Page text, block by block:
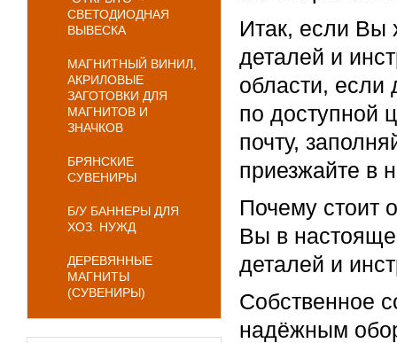
СВЕТОДИОДНАЯ
ВЫВЕСКА
МАГНИТНЫЙ ВИНИЛ,
АКРИЛОВЫЕ
ЗАГОТОВКИ ДЛЯ
МАГНИТОВ И
ЗНАЧКОВ
БРЯНСКИЕ
СУВЕНИРЫ
Б/У БАННЕРЫ ДЛЯ
ХОЗ. НУЖД
ДЕРЕВЯННЫЕ
МАГНИТЫ
(СУВЕНИРЫ)
Итак, если Вы
деталей и
области, если
по доступной
почту,
приезжайте в
Почему стоит
Вы в
деталей и
Собственное
надёжным